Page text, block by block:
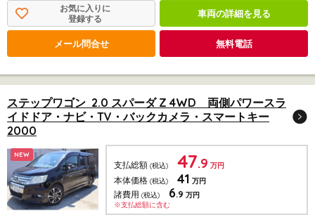
お気に入りに
登録する
車両の詳細を見る
メール問合せ 無料電話
ステップワゴン 2.0 スパーダ Z 4WD 両側パワースラ
イドドア・ナビ・TV・バックカメラ・スマートキー
2000
NEW
支払総額 (税込) 47.9 万円
本体価格 (税込) 41 万円
諸費用 (税込) 6.9 万円
※支払総額に含む